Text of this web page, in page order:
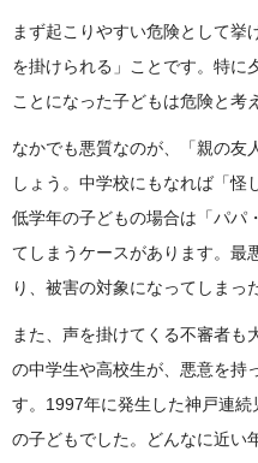
まず起こりやすい危険として挙
を掛けられる」ことです。特に
ことになった子どもは危険と考
なかでも悪質なのが、「親の友
しょう。中学校にもなれば「怪
低学年の子どもの場合は「パパ
てしまうケースがあります。最
り、被害の対象になってしまっ
また、声を掛けてくる不審者も
の中学生や高校生が、悪意を持
す。1997年に発生した神戸連
の子どもでした。どんなに近い